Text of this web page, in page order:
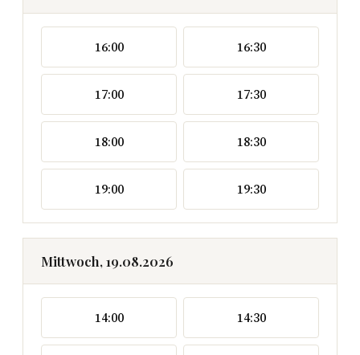
16:00 16:30
17:00 17:30
18:00 18:30
19:00 19:30
Mittwoch, 19.08.2026
14:00 14:30